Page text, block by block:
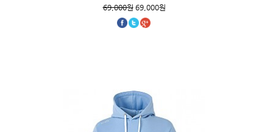
69,000원69,000원